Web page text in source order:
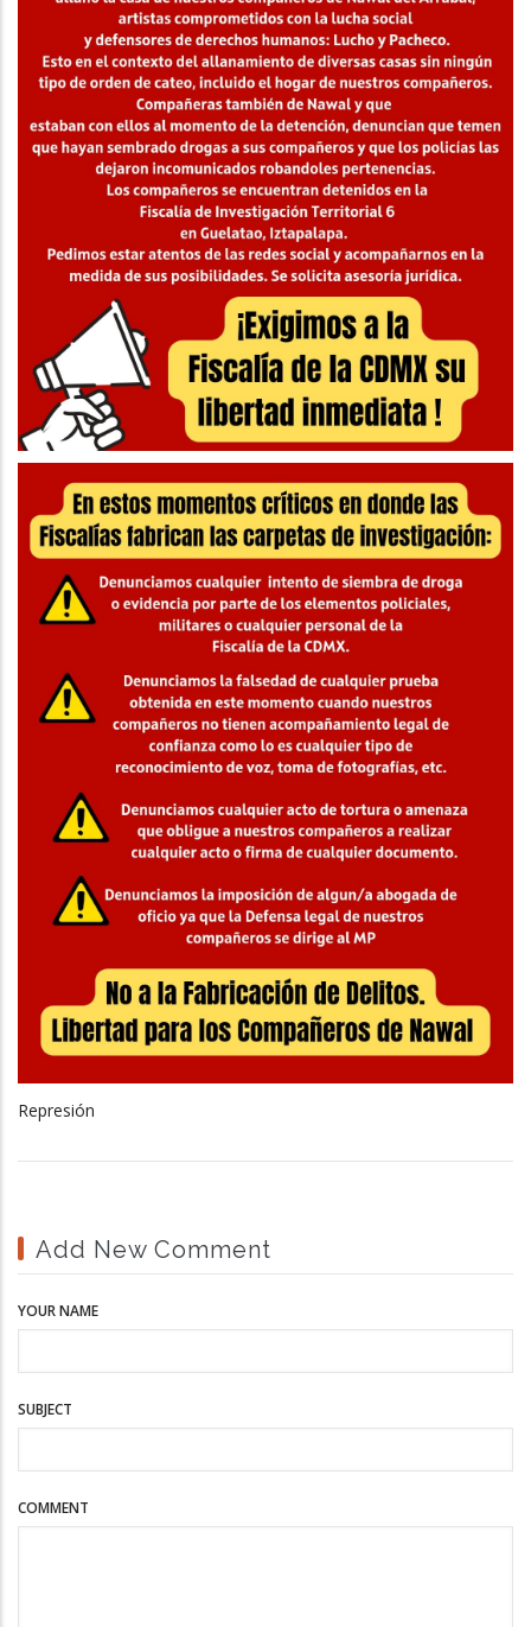
Represión
Add New Comment
YOUR NAME
SUBJECT
COMMENT